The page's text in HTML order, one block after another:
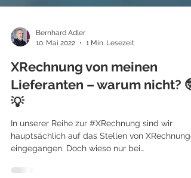
Bernhard Adler
10. Mai 2022
1 Min. Lesezeit
XRechnung von meinen
Lieferanten – warum nicht? 🤓
💡
In unserer Reihe zur #XRechnung sind wir